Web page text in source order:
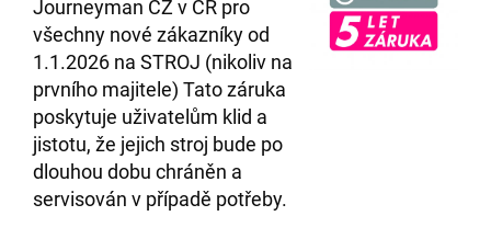
Journeyman CZ v ČR pro
všechny nové zákazníky od
1.1.2026 na STROJ (nikoliv na
prvního majitele) Tato záruka
poskytuje uživatelům klid a
jistotu, že jejich stroj bude po
dlouhou dobu chráněn a
servisován v případě potřeby.